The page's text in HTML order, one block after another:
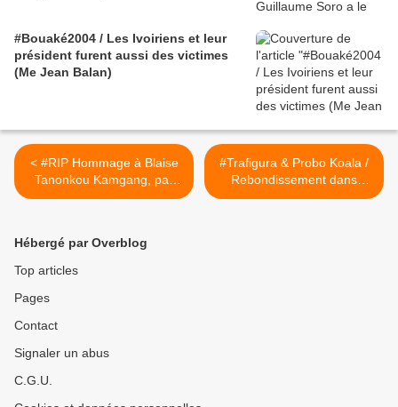
#Bouaké2004 / Les Ivoiriens et leur
président furent aussi des victimes
(Me Jean Balan)
< #RIP Hommage à Blaise
Tanonkou Kamgang, par
Jean-Marc Soboth
#Trafigura & Probo Koala /
Rebondissement dans
l'affaire des déchets
Hébergé par Overblog
Top articles
Pages
Contact
Signaler un abus
C.G.U.